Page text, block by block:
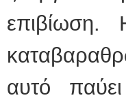
επιβίωση.
αυτό